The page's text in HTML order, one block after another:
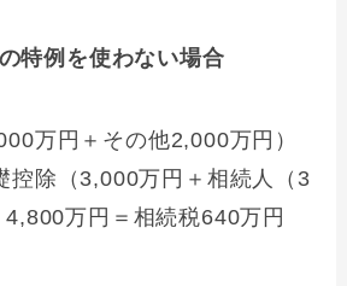
特例を使わない場合
万円＋その他2,000万円）
控除（3,000万円＋相続人（3
万円＝相続税640万円